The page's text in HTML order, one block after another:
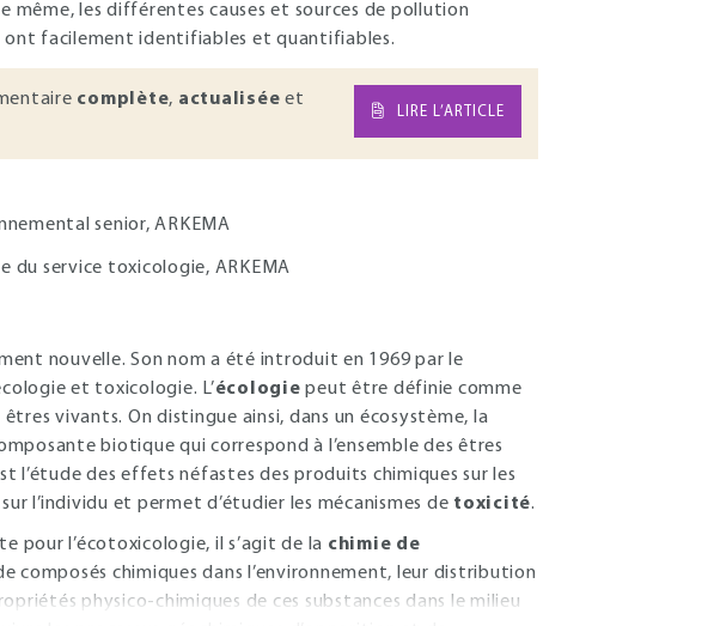
même, les différentes causes et sources de pollution
ont facilement identifiables et quantifiables.
complète, actualisée et
LIRE L’ARTICLE
senior, ARKEMA
du service toxicologie, ARKEMA
nouvelle. Son nom a été introduit en 1969 par le
et toxicologie. L’écologie peut être définie comme
vivants. On distingue ainsi, dans un écosystème, la
biotique qui correspond à l’ensemble des êtres
l’étude des effets néfastes des produits chimiques sur les
l’individu et permet d’étudier les mécanismes de toxicité.
pour l’écotoxicologie, il s’agit de la chimie de
composés chimiques dans l’environnement, leur distribution
physico-chimiques de ces substances dans le milieu